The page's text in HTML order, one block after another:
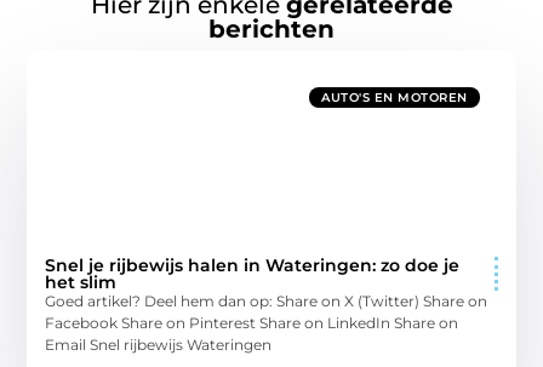
berichten
AUTO'S EN MOTOREN
Snel je rijbewijs halen in Wateringen: zo doe je
het slim
Goed artikel? Deel hem dan op: Share on X (Twitter) Share on
Facebook Share on Pinterest Share on LinkedIn Share on
Email Snel rijbewijs Wateringen